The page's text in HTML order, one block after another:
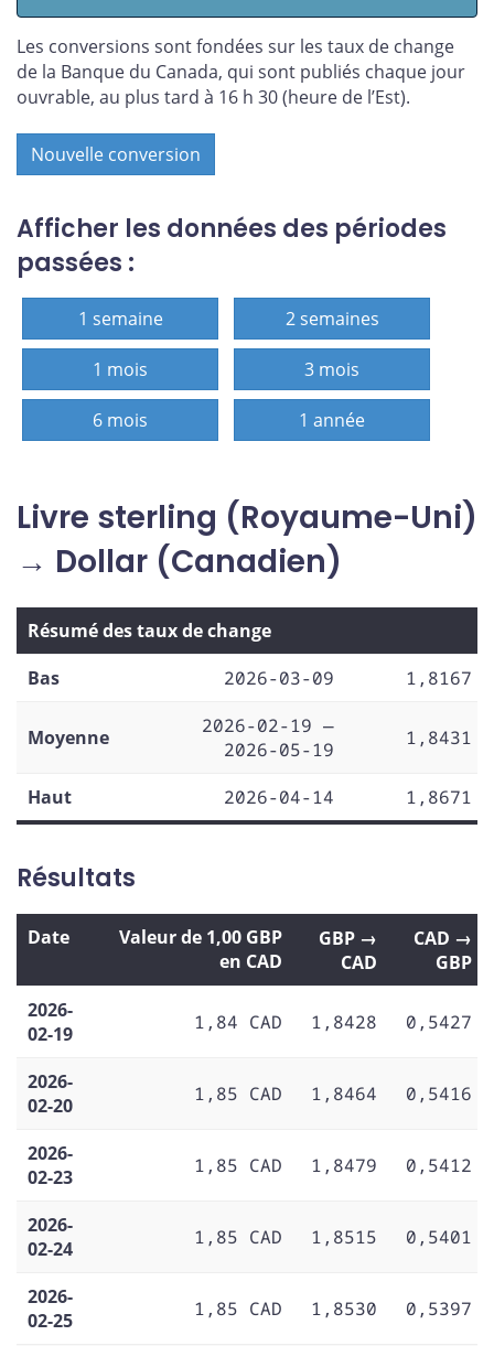
Les conversions sont fondées sur les taux de change
de la Banque du Canada, qui sont publiés chaque jour
ouvrable, au plus tard à 16 h 30 (heure de l’Est).
Nouvelle conversion
Afficher les données des périodes
passées :
1 semaine 2 semaines
1 mois 3 mois
6 mois 1 année
Livre sterling (Royaume-Uni)
→ Dollar (Canadien)
Résumé des taux de change
Bas
2026-03-09 1,8167
Moyenne
2026-02-19 —
2026-05-19
1,8431
Haut 2026-04-14 1,8671
Résultats
Date
Valeur de 1,00 GBP
en CAD
GBP →
CAD
CAD →
GBP
2026-
02-19
1,84 CAD 1,8428 0,5427
2026-
02-20
1,85 CAD 1,8464 0,5416
2026-
02-23
1,85 CAD 1,8479 0,5412
2026-
02-24
1,85 CAD 1,8515 0,5401
2026-
02-25
1,85 CAD 1,8530 0,5397